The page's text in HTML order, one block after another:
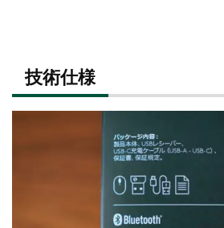
技術仕様